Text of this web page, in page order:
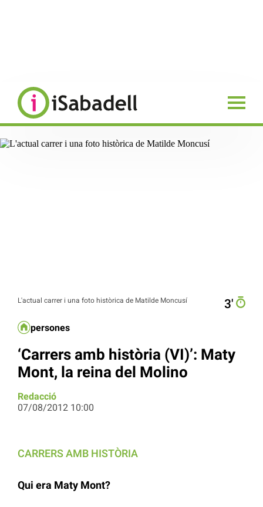
L'actual carrer i una foto històrica de Matilde Moncusí 3′
persones
‘Carrers amb història (VI)’: Maty
Mont, la reina del Molino
Redacció
07/08/2012 10:00
CARRERS AMB HISTÒRIA
Qui era Maty Mont?